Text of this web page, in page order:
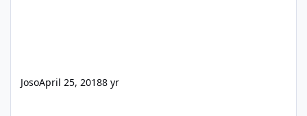
JosoApril 25, 20188 yr